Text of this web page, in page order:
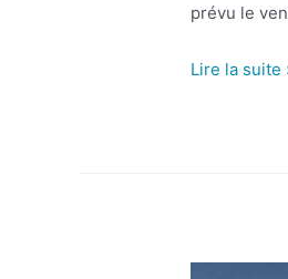
prévu le
Lire la suite